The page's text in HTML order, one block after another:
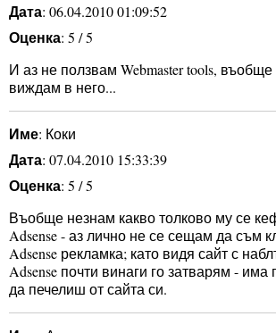
Дата: 06.04.2010 01:09:52
Оценка: 5 / 5
И аз не ползвам Webmaster tools,
виждам в него...
Име: Коки
Дата: 07.04.2010 15:33:39
Оценка: 5 / 5
Въобще незнам какво толково му се
Adsense - аз лично не се сещам да съм
Adsense рекламка; като видя сайт с
Adsense почти винаги го затварям -
да печелиш от сайта си.